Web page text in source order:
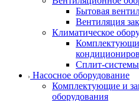
Бытовая
Вентиляция
Климатическое
Сплит-системы
Насосное оборудование
Комплектующие и
оборудования